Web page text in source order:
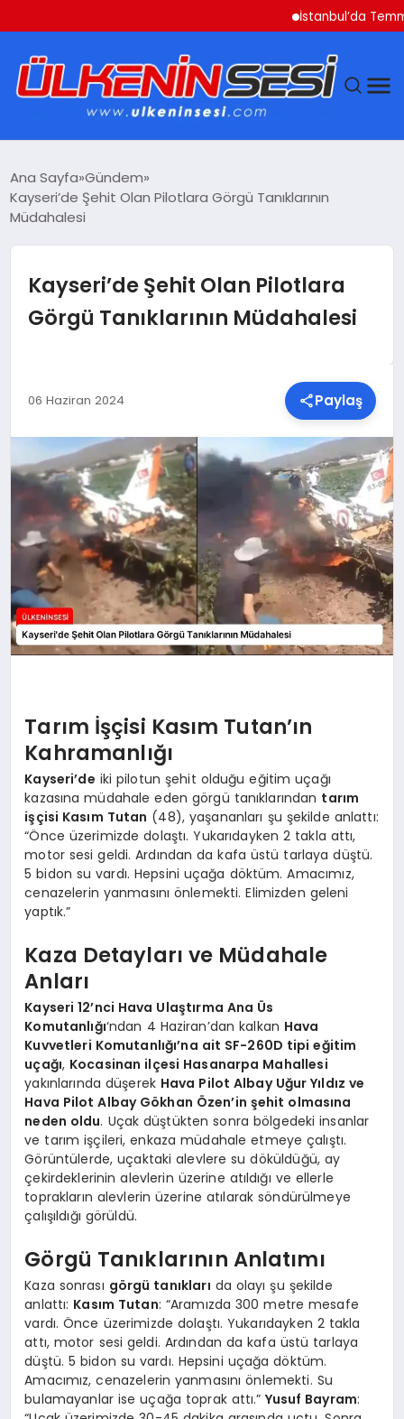
İstanbul’da Temmuz
EKONOMI
MAGAZIN
SIYASET
TEKNOLOJI
YAŞAM
MALATYA HABERLERI
Ana Sayfa Gündem
Kayseri’de Şehit Olan Pilotlara Görgü Tanıklarının
Müdahalesi
Kayseri’de Şehit Olan Pilotlara
Görgü Tanıklarının Müdahalesi
06 Haziran 2024 Paylaş
Tarım İşçisi Kasım Tutan’ın
Kahramanlığı
Kayseri’de iki pilotun şehit olduğu eğitim uçağı
kazasına müdahale eden görgü tanıklarından tarım
işçisi Kasım Tutan (48), yaşananları şu şekilde anlattı:
“Önce üzerimizde dolaştı. Yukarıdayken 2 takla attı,
motor sesi geldi. Ardından da kafa üstü tarlaya düştü.
5 bidon su vardı. Hepsini uçağa döktüm. Amacımız,
cenazelerin yanmasını önlemekti. Elimizden geleni
yaptık.”
Kaza Detayları ve Müdahale
Anları
Kayseri 12’nci Hava Ulaştırma Ana Üs
Komutanlığı‘ndan 4 Haziran’dan kalkan Hava
Kuvvetleri Komutanlığı’na ait SF-260D tipi eğitim
uçağı, Kocasinan ilçesi Hasanarpa Mahallesi
yakınlarında düşerek Hava Pilot Albay Uğur Yıldız ve
Hava Pilot Albay Gökhan Özen’in şehit olmasına
neden oldu. Uçak düştükten sonra bölgedeki insanlar
ve tarım işçileri, enkaza müdahale etmeye çalıştı.
Görüntülerde, uçaktaki alevlere su döküldüğü, ay
çekirdeklerinin alevlerin üzerine atıldığı ve ellerle
toprakların alevlerin üzerine atılarak söndürülmeye
çalışıldığı görüldü.
Görgü Tanıklarının Anlatımı
Kaza sonrası görgü tanıkları da olayı şu şekilde
anlattı: Kasım Tutan: “Aramızda 300 metre mesafe
vardı. Önce üzerimizde dolaştı. Yukarıdayken 2 takla
attı, motor sesi geldi. Ardından da kafa üstü tarlaya
düştü. 5 bidon su vardı. Hepsini uçağa döktüm.
Amacımız, cenazelerin yanmasını önlemekti. Su
bulamayanlar ise uçağa toprak attı.” Yusuf Bayram: